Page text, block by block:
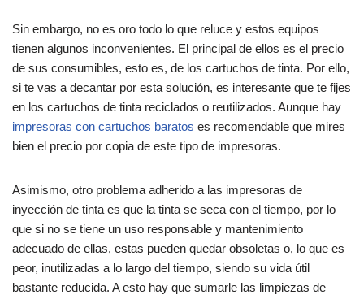
Sin embargo, no es oro todo lo que reluce y estos equipos
tienen algunos inconvenientes. El principal de ellos es el precio
de sus consumibles, esto es, de los cartuchos de tinta. Por ello,
si te vas a decantar por esta solución, es interesante que te fijes
en los cartuchos de tinta reciclados o reutilizados. Aunque hay
impresoras con cartuchos baratos es recomendable que mires
bien el precio por copia de este tipo de impresoras.
Asimismo, otro problema adherido a las impresoras de
inyección de tinta es que la tinta se seca con el tiempo, por lo
que si no se tiene un uso responsable y mantenimiento
adecuado de ellas, estas pueden quedar obsoletas o, lo que es
peor, inutilizadas a lo largo del tiempo, siendo su vida útil
bastante reducida. A esto hay que sumarle las limpiezas de